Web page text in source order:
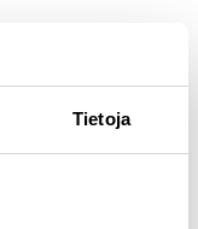
Tietoja